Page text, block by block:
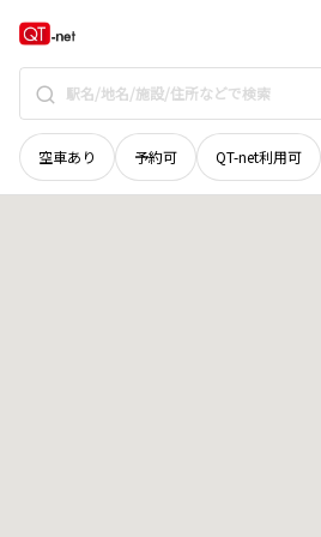
空車あり 予約可 QT-net利用可
奈良県